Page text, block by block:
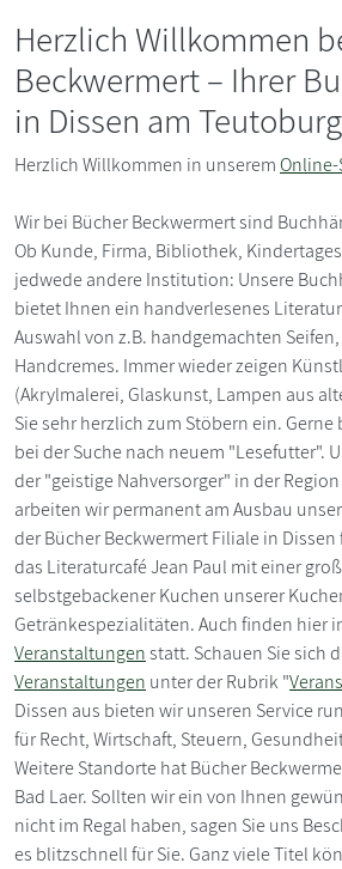
Herzlich Willkommen
Beckwermert – Ihrer
in Dissen am
Herzlich Willkommen in unserem
Wir bei Bücher Beckwermert sind
Ob Kunde, Firma, Bibliothek,
jedwede andere Institution: Unsere
bietet Ihnen ein handverlesenes
Auswahl von z.B. handgemachten
Handcremes. Immer wieder zeigen
(Akrylmalerei, Glaskunst, Lampen aus
Sie sehr herzlich zum Stöbern ein. Gerne
bei der Suche nach neuem "Lesefutter".
der "geistige Nahversorger" in der
arbeiten wir permanent am Ausbau
der Bücher Beckwermert Filiale in
das Literaturcafé Jean Paul mit einer
selbstgebackener Kuchen unserer
Getränkespezialitäten. Auch finden hier
Veranstaltungenstatt. Schauen Sie sich
Veranstaltungen unter der Rubrik "
Dissen aus bieten wir unseren Service
für Recht, Wirtschaft, Steuern,
Weitere Standorte hat Bücher
Bad Laer. Sollten wir ein von Ihnen
nicht im Regal haben, sagen Sie uns
es blitzschnell für Sie. Ganz viele Titel